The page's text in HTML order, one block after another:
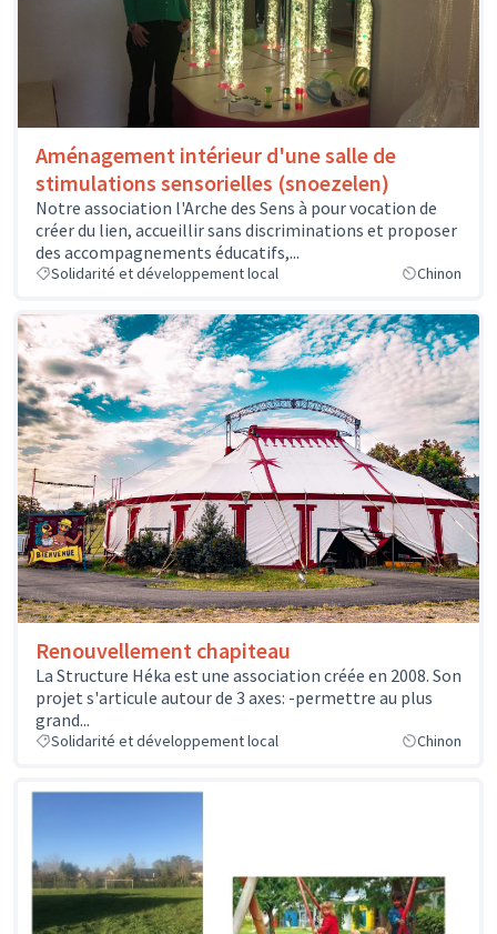
Aménagement intérieur d'une salle de
stimulations sensorielles (snoezelen)
Notre association l'Arche des Sens à pour vocation de
créer du lien, accueillir sans discriminations et proposer
des accompagnements éducatifs,...
Solidarité et développement local Chinon
Renouvellement chapiteau
La Structure Héka est une association créée en 2008. Son
projet s'articule autour de 3 axes: -permettre au plus
grand...
Solidarité et développement local Chinon